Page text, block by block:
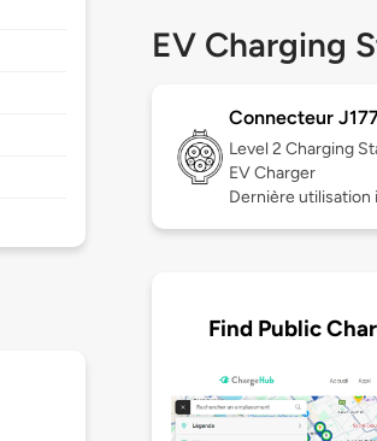
EV Charging
Connecteur
Level 2 Charging
EV Charger
Dernière utilisation
Find Public